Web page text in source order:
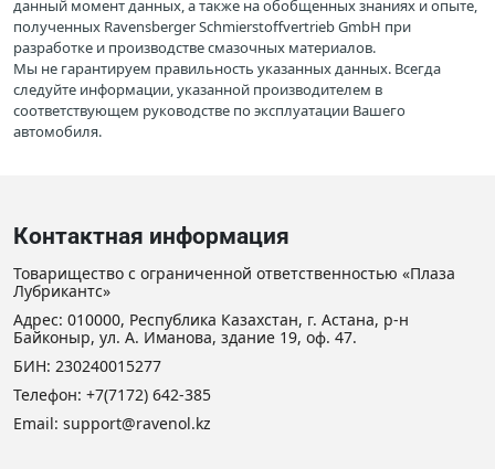
данный момент данных, а также на обобщенных знаниях и опыте,
полученных Ravensberger Schmierstoffvertrieb GmbH при
разработке и производстве смазочных материалов.
Мы не гарантируем правильность указанных данных. Всегда
следуйте информации, указанной производителем в
соответствующем руководстве по эксплуатации Вашего
автомобиля.
Контактная информация
Товарищество с ограниченной ответственностью «Плаза
Лубрикантс»
Адрес: 010000, Республика Казахстан, г. Астана, р-н
Байконыр, ул. А. Иманова, здание 19, оф. 47.
БИН: 230240015277
Телефон: +7(7172) 642-385
Email: support@ravenol.kz